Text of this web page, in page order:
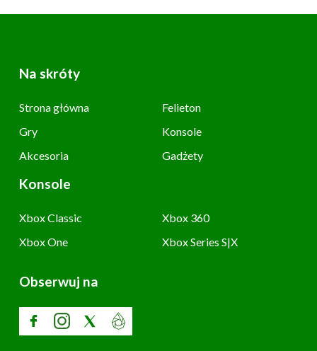
Na skróty
Strona główna
Felieton
Gry
Konsole
Akcesoria
Gadżety
Konsole
Xbox Classic
Xbox 360
Xbox One
Xbox Series S|X
Obserwuj na